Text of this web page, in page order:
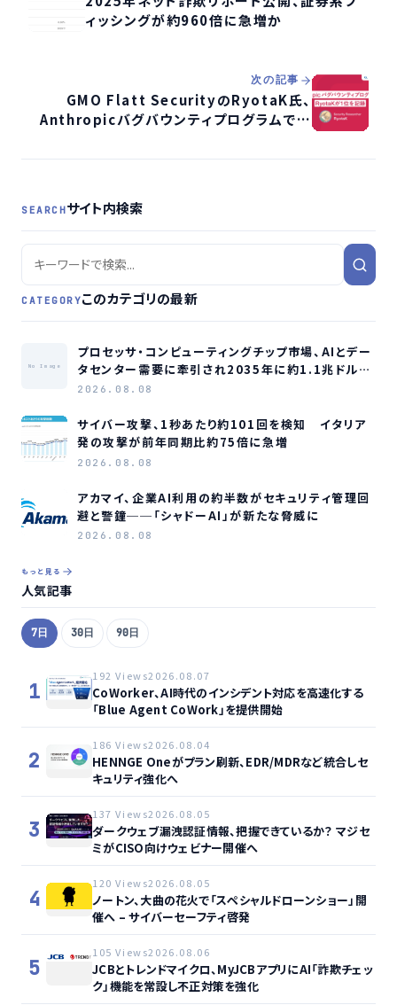
ィッシングが約960倍に急増か
次の記事
GMO Flatt SecurityのRyotaK氏、
Anthropicバグバウンティプログラムで世
SEARCHサイト内検索
CATEGORYこのカテゴリの最新
No Image
プロセッサ・コンピューティングチップ市場、AIとデー
タセンター需要に牽引され2035年に約1.1兆ドル規
模へ成長か
2026.08.08
サイバー攻撃、1秒あたり約101回を検知 イタリア
発の攻撃が前年同期比約75倍に急増
2026.08.08
アカマイ、企業AI利用の約半数がセキュリティ管理回
避と警鐘──「シャドーAI」が新たな脅威に
2026.08.08
もっと見る
人気記事
7日 30日 90日
1
192 Views2026.08.07
CoWorker、AI時代のインシデント対応を高速化する
「Blue Agent CoWork」を提供開始
2
186 Views2026.08.04
HENNGE Oneがプラン刷新、EDR/MDRなど統合しセ
キュリティ強化へ
3
137 Views2026.08.05
ダークウェブ漏洩認証情報、把握できているか？ マジセ
ミがCISO向けウェビナー開催へ
4
120 Views2026.08.05
ノートン、大曲の花火で「スペシャルドローンショー」開
催へ – サイバーセーフティ啓発
5
105 Views2026.08.06
JCBとトレンドマイクロ、MyJCBアプリにAI「詐欺チェッ
ク」機能を常設し不正対策を強化